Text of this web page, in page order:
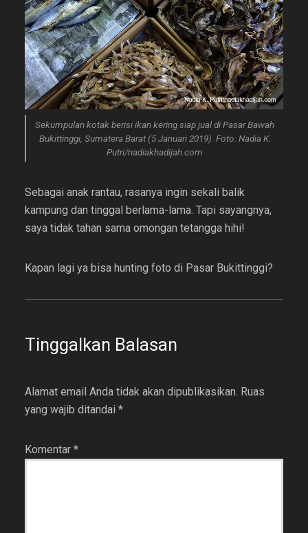
Sekumpulan kotak berisi ikan kering siap jual di Pasar Bawah
Bukittinggi, Sumatera Barat (5 Januari 2019). Foto: Nadia K.
Putri/nadiakhadijah.com
Sebagai anak rantau, rasanya ingin sekali balik
kampung dan tinggal berlama-lama. Tapi sayangnya,
saya tidak tahan sama omongan tetangga hihi!
Kapan lagi ya bisa hunting foto di Pasar Bukittinggi?
Tinggalkan Balasan
Alamat email Anda tidak akan dipublikasikan. Ruas
yang wajib ditandai *
Komentar *